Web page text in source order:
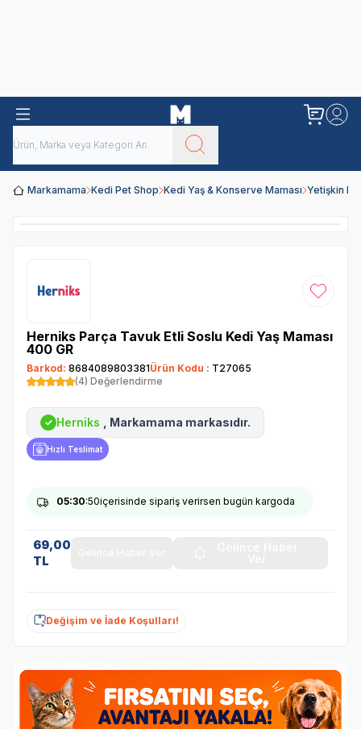
Markamama Kedi Pet Shop Kedi Yaş & Konserve Maması Yetişkin
Favoriye
Herniks Parça Tavuk Etli Soslu Kedi Yaş Maması
400 GR
Barkod: 8684089803381Ürün Kodu : T27065
(4) Değerlendirme
✓ Herniks , Markamama markasıdır.
Hızlı Teslimat
05:30:50içerisinde sipariş verirsen bugün kargoda
69,00
TL
Değişim ve İade Koşulları!